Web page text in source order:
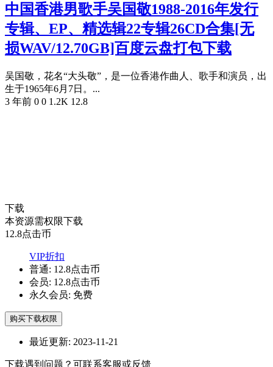
中国香港男歌手吴国敬1988-2016年发行
专辑、EP、精选辑22专辑26CD合集[无
损WAV/12.70GB]百度云盘打包下载
吴国敬，花名“大头敬”，是一位香港作曲人、歌手和演员，出
生于1965年6月7日。...
3 年前 0 0 1.2K 12.8
下载
本资源需权限下载
12.8点击币
VIP折扣
普通: 12.8点击币
会员: 12.8点击币
永久会员: 免费
购买下载权限
最近更新: 2023-11-21
下载遇到问题？可联系客服或反馈